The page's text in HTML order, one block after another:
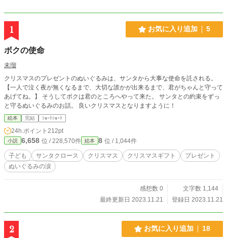
1 お気に入り追加 5
ボクの使命
未瑠
クリスマスのプレゼントのぬいぐるみは、サンタから大事な使命を託される。
【一人で泣く夜が無くなるまで、大切な誰かが出来るまで、君がちゃんと守って
あげてね。】 そうしてボクは君のところへやって来た。 サンタとの約束をずっ
と守るぬいぐるみのお話。 良いクリスマスとなりますように！
絵本 完結 ｼｮｰﾄｼｮｰﾄ
24h.ポイント 212pt
小説 6,658 位 / 228,570件 絵本 8 位 / 1,044件
子ども サンタクロース クリスマス クリスマスギフト
プレゼント
ぬいぐるみの涙
感想数 0
文字数 1,144
最終更新日 2023.11.21
登録日 2023.11.21
2 お気に入り追加 18